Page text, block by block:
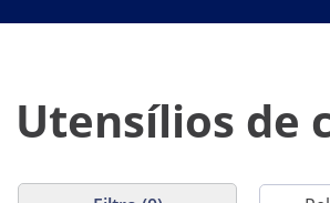
Utensílios de